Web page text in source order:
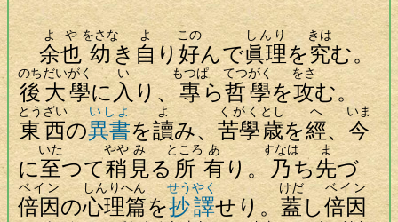
余
よ
也
や
幼
をさな
き自
よ
り 好
この
んで眞理
しんり
を究
きは
む。
後
のち
大學
だいがく
に入
い
り、專
もつぱ
ら哲學
てつがく
を攻
をさ
む。
東西
とうざい
の異書
いしよ
を讀
よ
み、苦學
くがく
歳
とし
を經
へ
、 今
いま
に至
いた
つて稍
やや
見
み
る所
ところ
有
あ
り。 乃
すなは
ち先
ま
づ
倍因
ベイン
の心理篇
しんりへん
を抄譯
せうやく
せり。蓋
けだ
し倍因
ベイン